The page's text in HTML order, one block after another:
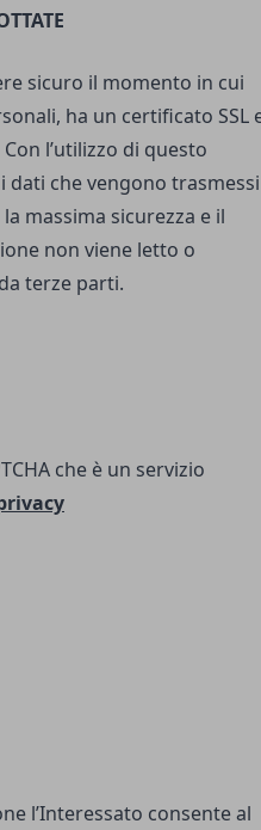
sicuro il momento in cui
ha un certificato SSL
l’utilizzo di questo
che vengono trasmessi
massima sicurezza e il
non viene letto o
terze parti.
che è un servizio
l’Interessato consente al